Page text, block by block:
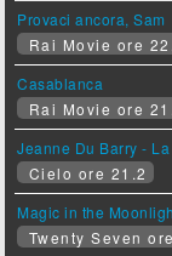
Provaci ancora, Sam
Rai Movie ore
Casablanca
Rai Movie ore
Jeanne Du Barry -
Cielo ore 21.2
Magic in the
Twenty Seven